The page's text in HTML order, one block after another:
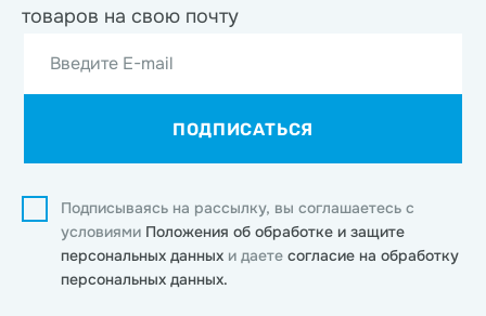
товаров на свою почту
Введите E-mail
ПОДПИСАТЬСЯ
Подписываясь на рассылку, вы соглашаетесь с
условиями Положения об обработке и защите
персональных данных и даете согласие на обработку
персональных данных.